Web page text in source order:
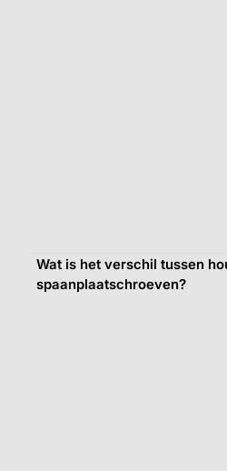
Wat is het verschil tussen
spaanplaatschroeven?